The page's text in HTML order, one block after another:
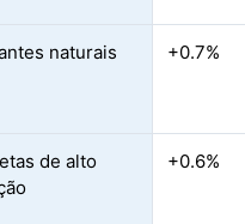
naturais
+0.7%
de alto
+0.6%